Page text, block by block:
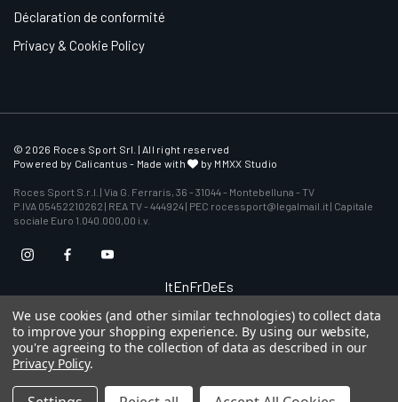
Déclaration de conformité
Privacy & Cookie Policy
© 2026 Roces Sport Srl. | All right reserved
Powered by Calicantus - Made with by MMXX Studio
Roces Sport S.r.l. | Via G. Ferraris, 36 - 31044 - Montebelluna - TV
P.IVA 05452210262 | REA TV - 444924 | PEC rocessport@legalmail.it | Capitale
sociale Euro 1.040.000,00 i.v.
ItEnFrDeEs
We use cookies (and other similar technologies) to collect data
to improve your shopping experience. By using our website,
you're agreeing to the collection of data as described in our
Privacy Policy.